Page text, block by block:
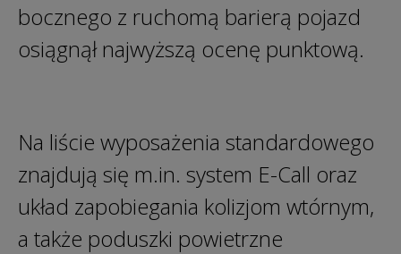
bocznego z ruchomą barierą pojazd
osiągnął najwyższą ocenę punktową.
Na liście wyposażenia standardowego
znajdują się m.in. system E-Call oraz
układ zapobiegania kolizjom wtórnym,
a także poduszki powietrzne